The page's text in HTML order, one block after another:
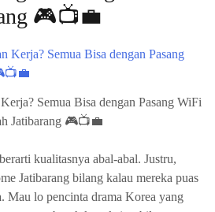
🎮📺💼
Semua Bisa dengan Pasang WiFi
Jatibarang 🎮📺💼
kualitasnya abal-abal. Justru,
Jatibarang bilang kalau mereka puas
Mau lo pencinta drama Korea yang